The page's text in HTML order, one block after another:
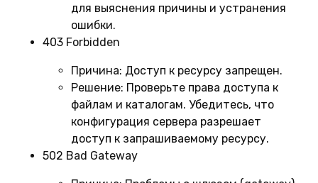
для выяснения причины и устранения
ошибки.
403 Forbidden
Причина: Доступ к ресурсу запрещен.
Решение: Проверьте права доступа к
файлам и каталогам. Убедитесь, что
конфигурация сервера разрешает
доступ к запрашиваемому ресурсу.
502 Bad Gateway